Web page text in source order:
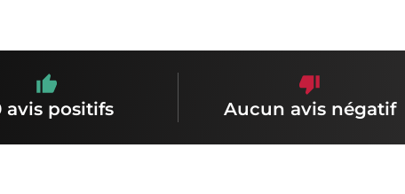
avis positifs Aucun avis négatif